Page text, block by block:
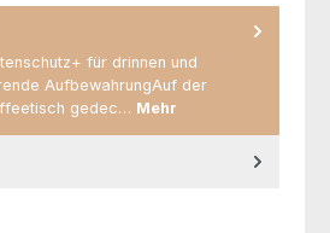
für drinnen und
AufbewahrungAuf der
gedec… Mehr